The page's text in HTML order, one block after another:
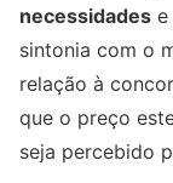
necessidades e
sintonia com o
relação à
que o preço
seja percebido